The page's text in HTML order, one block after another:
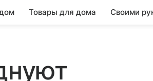
Товары для дома Своими